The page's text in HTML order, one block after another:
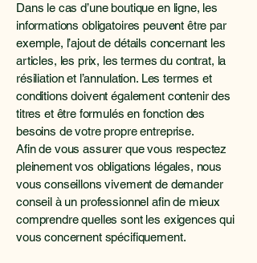
Dans le cas d’une boutique en ligne, les
informations obligatoires peuvent être par
exemple, l’ajout de détails concernant les
articles, les prix, les termes du contrat, la
résiliation et l’annulation. Les termes et
conditions doivent également contenir des
titres et être formulés en fonction des
besoins de votre propre entreprise.
Afin de vous assurer que vous respectez
pleinement vos obligations légales, nous
vous conseillons vivement de demander
conseil à un professionnel afin de mieux
comprendre quelles sont les exigences qui
vous concernent spécifiquement.